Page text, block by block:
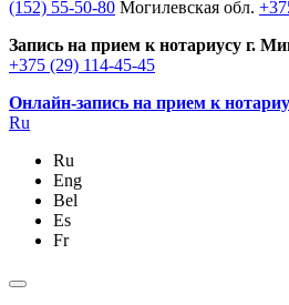
(152) 55-50-80 Могилевская обл.
Запись на прием к нотариусу г.
+375 (29) 114-45-45
Онлайн-запись на прием к
Ru
Ru
Eng
Bel
Es
Fr